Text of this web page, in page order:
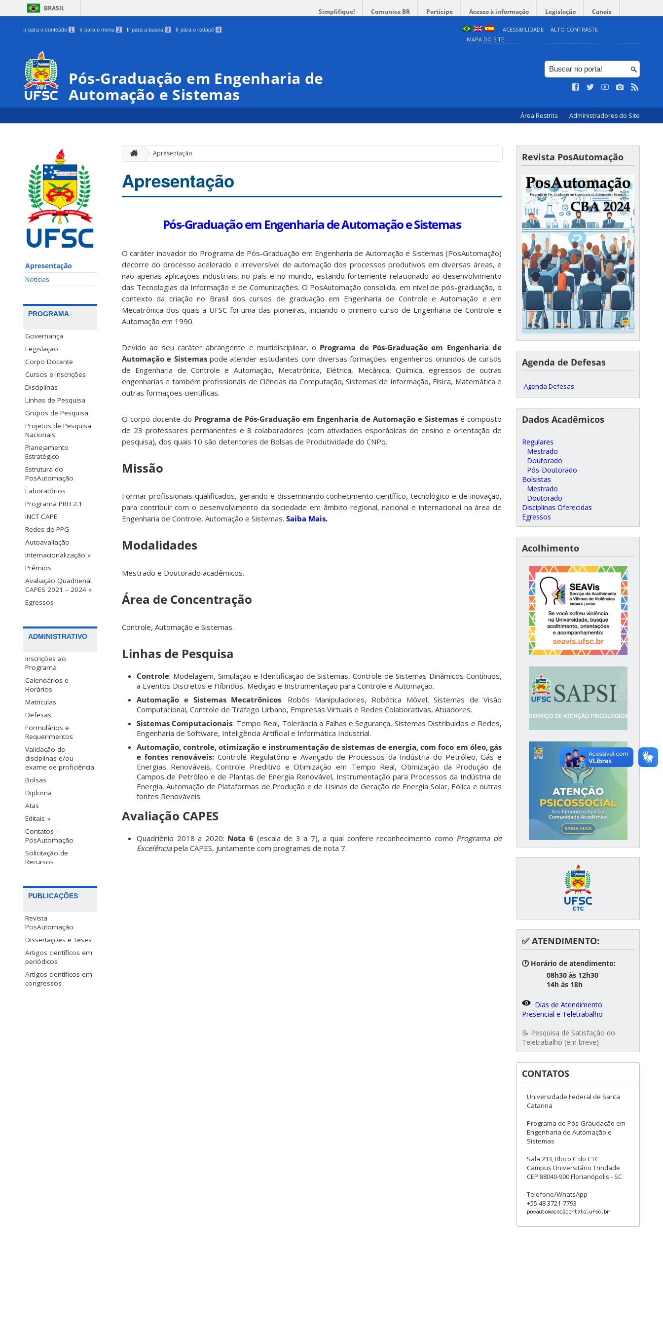
BRASIL Simplifique! Comunica BR Participe Acesso à informação Legislação Canais
Ir para o conteúdo 1 Ir para o menu 2 Ir para a busca 3 Ir para o rodapé 4 ACESSIBILIDADE
ALTO CONTRASTE
MAPA DO SITE
Pós-Graduação em Engenharia de
Automação e Sistemas
Área Restrita Administradores do Site
Apresentação
Notícias
PROGRAMA
Governança
Legislação
Corpo Docente
Cursos e inscrições
Disciplinas
Linhas de Pesquisa
Grupos de Pesquisa
Projetos de Pesquisa
Nacionais
Planejamento
Estratégico
Estrutura do
PosAutomação
Laboratórios
Programa PRH 2.1
INCT CAPE
Redes de PPG
Autoavaliação
Internacionalização »
Prêmios
Avaliação Quadrienal
CAPES 2021 – 2024 »
Egressos
ADMINISTRATIVO
Inscrições ao
Programa
Calendários e
Horários
Matrículas
Defesas
Formulários e
Requerimentos
Validação de
disciplinas e/ou
exame de proficiência
Bolsas
Diploma
Atas
Editais »
Contatos –
PosAutomação
Solicitação de
Recursos
PUBLICAÇÕES
Revista
PosAutomação
Dissertações e Teses
Artigos científicos em
periódicos
Artigos científicos em
congressos
Apresentação
Apresentação
Pós-Graduação em Engenharia de Automação e Sistemas
O caráter inovador do Programa de Pós-Graduação em Engenharia de Automação e Sistemas (PosAutomação)
decorre do processo acelerado e irreversível de automação dos processos produtivos em diversas áreas, e
não apenas aplicações industriais, no país e no mundo, estando fortemente relacionado ao desenvolvimento
das Tecnologias da Informação e de Comunicações. O PosAutomação consolida, em nível de pós-graduação, o
contexto da criação no Brasil dos cursos de graduação em Engenharia de Controle e Automação e em
Mecatrônica dos quais a UFSC foi uma das pioneiras, iniciando o primeiro curso de Engenharia de Controle e
Automação em 1990.
Devido ao seu caráter abrangente e multidisciplinar, o Programa de Pós-Graduação em Engenharia de
Automação e Sistemaspode atender estudantes com diversas formações: engenheiros oriundos de cursos
de Engenharia de Controle e Automação, Mecatrônica, Elétrica, Mecânica, Química, egressos de outras
engenharias e também profissionais de Ciências da Computação, Sistemas de Informação, Física, Matemática e
outras formações científicas.
O corpo docente do Programa de Pós-Graduação em Engenharia de Automação e Sistemas é composto
de 23 professores permanentes e 8 colaboradores (com atividades esporádicas de ensino e orientação de
pesquisa), dos quais 10 são detentores de Bolsas de Produtividade do CNPq.
Missão
Formar profissionais qualificados, gerando e disseminando conhecimento científico, tecnológico e de inovação,
para contribuir com o desenvolvimento da sociedade em âmbito regional, nacional e internacional na área de
Engenharia de Controle, Automação e Sistemas. Saiba Mais.
Modalidades
Mestrado e Doutorado acadêmicos.
Área de Concentração
Controle, Automação e Sistemas.
Linhas de Pesquisa
Controle: Modelagem, Simulação e Identificação de Sistemas, Controle de Sistemas Dinâmicos Contínuos,
a Eventos Discretos e Híbridos, Medição e Instrumentação para Controle e Automação.
Automação e Sistemas Mecatrônicos: Robôs Manipuladores, Robótica Móvel, Sistemas de Visão
Computacional, Controle de Tráfego Urbano, Empresas Virtuais e Redes Colaborativas, Atuadores.
Sistemas Computacionais: Tempo Real, Tolerância a Falhas e Segurança, Sistemas Distribuídos e Redes,
Engenharia de Software, Inteligência Artificial e Informática Industrial.
Automação, controle, otimização e instrumentação de sistemas de energia, com foco em óleo, gás
e fontes renováveis: Controle Regulatório e Avançado de Processos da Indústria do Petróleo, Gás e
Energias Renováveis, Controle Preditivo e Otimização em Tempo Real, Otimização da Produção de
Campos de Petróleo e de Plantas de Energia Renovável, Instrumentação para Processos da Indústria de
Energia, Automação de Plataformas de Produção e de Usinas de Geração de Energia Solar, Eólica e outras
fontes Renováveis.
Avaliação CAPES
Quadriênio 2018 a 2020: Nota 6 (escala de 3 a 7), a qual confere reconhecimento como Programa de
Excelênciapela CAPES, juntamente com programas de nota 7.
Revista PosAutomação
Agenda de Defesas
Agenda Defesas
Dados Acadêmicos
Regulares
Mestrado
Doutorado
Pós-Doutorado
Bolsistas
Mestrado
Doutorado
Disciplinas Oferecidas
Egressos
Acolhimento
✅ ATENDIMENTO:
🕐 Horário de atendimento:
08h30 às 12h30
14h às 18h
Dias de Atendimento
Presencial e Teletrabalho
📝 Pesquisa de Satisfação do
Teletrabalho (em breve)
CONTATOS
Universidade Federal de Santa
Catarina
Programa de Pós-Graudação em
Engenharia de Automação e
Sistemas
Sala 213, Bloco C do CTC
Campus Universitário Trindade
CEP 88040-900 Florianópolis - SC
Telefone/WhatsApp
+55 48 3721-7793